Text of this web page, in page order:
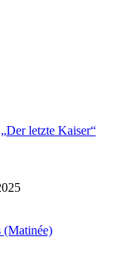
letzte Kaiser“
(Matinée)